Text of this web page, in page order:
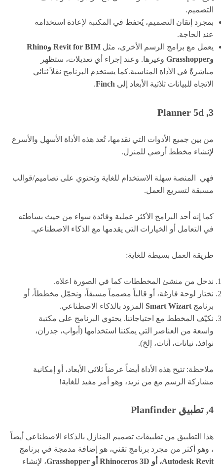
التصميم.
بمجرد إتقان التصميم، يُحفظ في المكتبة لإعادة استخدامه
عند الحاجة.
يعمل مع برامج الرسم الأخرى، مثل
Revit for BIM وRhino
وGrasshopper
وغيرها. وعند إجراء أي تعديلات، ستظهر
مباشرةً في الأداة المناسبة.كما يستخدم البرنامج نقلاً ثنائي
الاتجاه للبيانات ثلاثية الأبعاد إلى Finch
.
3, Planner 5d
من بين جميع الأدوات التي نقدمها، تُعد هذه الأداة الأسهل والأسرع
لإنشاء مخطط أرضي للمنزل.
فهي المنصة سهلة الاستخدام للغاية وتحتوي على تصاميم/قوالب
مسبقة لتسريع العمل.
كما إنه أحد البرامج الأكثر عملية وفائدة سواء من حيث بساطته
في التعامل أو الخيارات التي يقدمها مع الذكاء الاصطناعي.
طريقة العمل بسيطة للغاية:
ندخل من منشئ المخططات كما في الصورة اعلاه.
نختار لوحة فارغة، أو قالباً مصمماً مسبقاً، ونحمّل مخططاً، أو
برنامج Smart Wizart المزود بالذكاء الاصطناعي.
نكيّف المخطط مع احتياجاتنا. يحتوي البرنامج على مكتبة
واسعة من العناصر التي يمكننا استخدامها (أبواب، جدران،
نوافذ، نباتات، أثاث، إلخ).
ملاحظة: تتيح هذه الأداة أيضاً عرضاً ثلاثي الأبعاد، أو إمكانية
مشاركة الرسم مع من نريد، وهو أمر مفيد للغاية!
4, تطبيق Planfinder
هذا التطبيق من تطبيقات تصميم المنازل بالذكاء الاصطناعي أيضاً
، وهو أكثر من مجرد برنامج تقني، هو إضافة مدمجة في برنامج
Autodesk Revit، أو Rhinoceros 3D أو Grasshopper
، لإنشاء